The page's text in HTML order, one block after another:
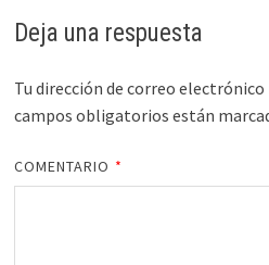
Deja una respuesta
Tu dirección de correo electrónico
campos obligatorios están
COMENTARIO *